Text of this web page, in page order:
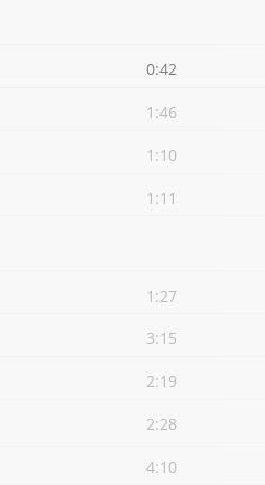
0:42
1:46
1:10
1:11
1:27
3:15
2:19
2:28
4:10